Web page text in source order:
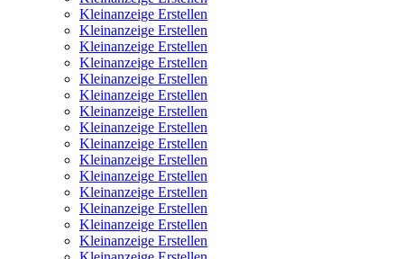
Kleinanzeige Erstellen
Kleinanzeige Erstellen
Kleinanzeige Erstellen
Kleinanzeige Erstellen
Kleinanzeige Erstellen
Kleinanzeige Erstellen
Kleinanzeige Erstellen
Kleinanzeige Erstellen
Kleinanzeige Erstellen
Kleinanzeige Erstellen
Kleinanzeige Erstellen
Kleinanzeige Erstellen
Kleinanzeige Erstellen
Kleinanzeige Erstellen
Kleinanzeige Erstellen